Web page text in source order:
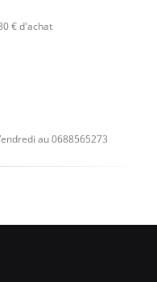
€ d'achat
au 0688565273